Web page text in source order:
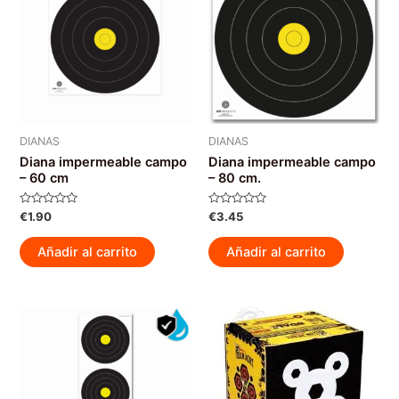
DIANAS
Diana impermeable campo
– 60 cm
Valorado
con
de
5
€1.90
Añadir al carrito
DIANAS
Diana impermeable campo
– 80 cm.
Valorado
con
de
5
€3.45
Añadir al carrito